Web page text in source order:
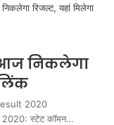
आज निकलेगा
2020
स्टेट कॉमन…